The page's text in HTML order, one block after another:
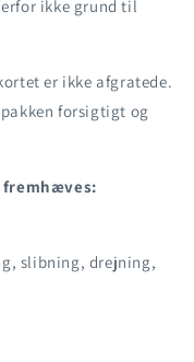
ikke grund til
er ikke afgratede.
forsigtigt og
fremhæves:
slibning, drejning,